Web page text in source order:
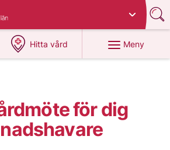
Hitta vård
på 1177.se
Meny
för dig